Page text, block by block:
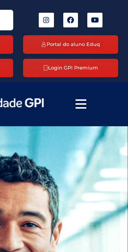
Portal do aluno Eduq
Login GPI Premium